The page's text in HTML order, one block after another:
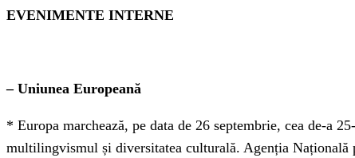
EVENIMENTE INTERNE
– Uniunea Europeană
* Europa marchează, pe data de 26 septembrie, cea de-a
multilingvismul și diversitatea culturală. Agenția